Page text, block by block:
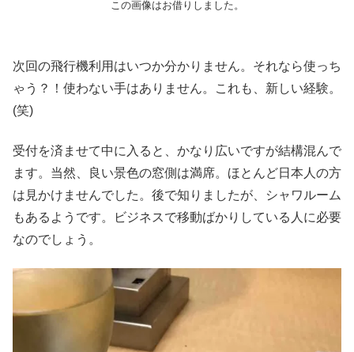
この画像はお借りしました。
次回の飛行機利用はいつか分かりません。それなら使っち
ゃう？！使わない手はありません。これも、新しい経験。
(笑)
受付を済ませて中に入ると、かなり広いですが結構混んで
ます。当然、良い景色の窓側は満席。ほとんど日本人の方
は見かけませんでした。後で知りましたが、シャワルーム
もあるようです。ビジネスで移動ばかりしている人に必要
なのでしょう。